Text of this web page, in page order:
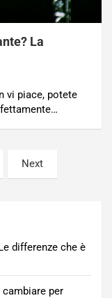
La
vi piace, potete
Next
differenze che è
per